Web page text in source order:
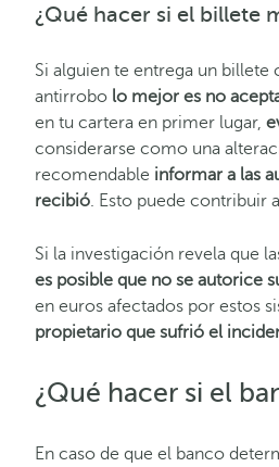
¿Qué hacer si el billete
Si alguien te entrega un billete
antirrobo lo mejor es no
en tu cartera en primer lugar,
considerarse como una
recomendable informar a las
recibió. Esto puede contribuir
Si la investigación revela que
es posible que no se autorice
en euros afectados por estos
propietario que sufrió el
¿Qué hacer si el
En caso de que el banco